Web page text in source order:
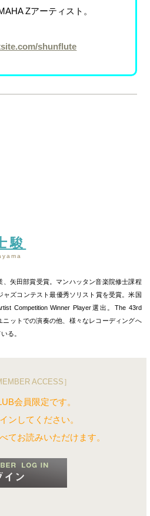
Zアーティスト。
shunflute
駿
、矢田部賞受賞。マンハッタン音楽院修士課程
ャズコンテスト最優秀ソリスト賞を受賞。米国
Competition Winner Player選出。The 43rd
ットでの演奏の他、様々なレコーディングへ
る。
ACCESS］
会員限定です。
ンしてください。
てお読みいただけます。